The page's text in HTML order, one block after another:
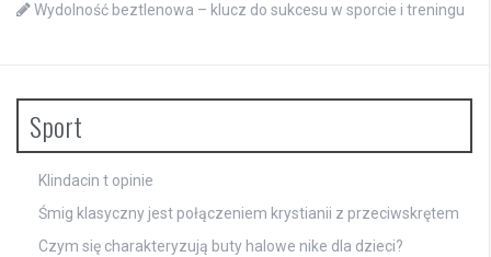
Wydolność beztlenowa – klucz do sukcesu w sporcie i treningu
Sport
Klindacin t opinie
Śmig klasyczny jest połączeniem krystianii z przeciwskrętem
Czym się charakteryzują buty halowe nike dla dzieci?